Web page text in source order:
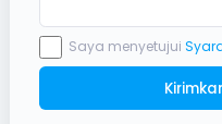
Saya menyetujui